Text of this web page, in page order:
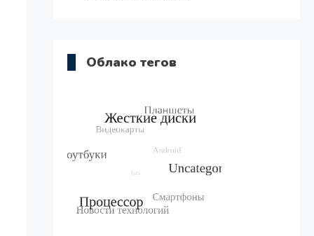
Облако тегов